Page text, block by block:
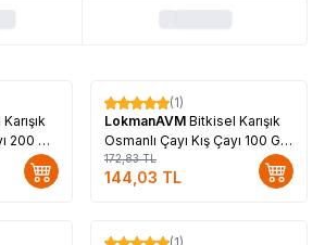
200 Gr
%17
(1)
LokmanAVM Bitkisel Karışık
Osmanlı Çayı Kış Çayı 100 Gr
Paket
172,83TL
144,03 TL